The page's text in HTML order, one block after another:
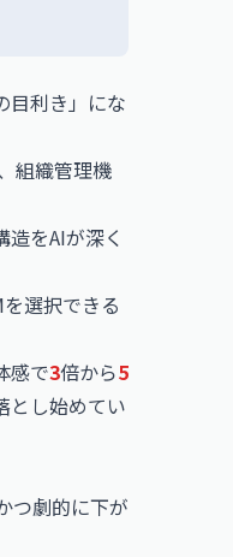
目利き」にな
組織管理機
をAIが深く
選択できる
感で3倍から5
とし始めてい
つ劇的に下が